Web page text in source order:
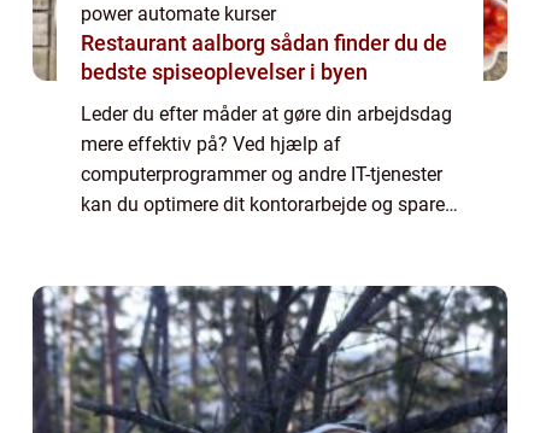
power automate kurser
Restaurant aalborg sådan finder du de
bedste spiseoplevelser i byen
Leder du efter måder at gøre din arbejdsdag
mere effektiv på? Ved hjælp af
computerprogrammer og andre IT-tjenester
kan du optimere dit kontorarbejde og spare